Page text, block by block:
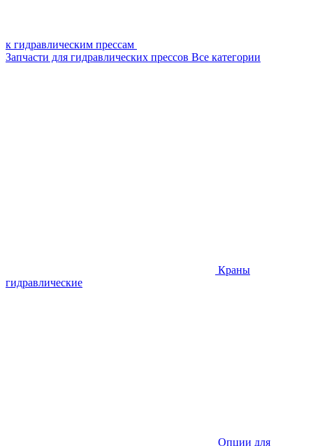
к гидравлическим прессам
Запчасти для гидравлических прессов Все категории
Краны
гидравлические
Опции для